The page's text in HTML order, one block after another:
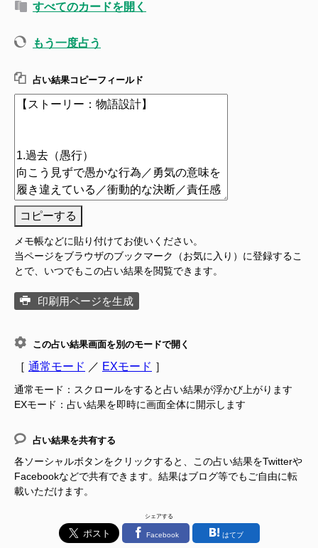
すべてのカードを開く
もう一度占う
占い結果コピーフィールド
コピーする
メモ帳などに貼り付けてお使いください。
当ページをブラウザのブックマーク（お気に入り）に登録するこ
とで、いつでもこの占い結果を閲覧できます。
印刷用ページを生成
この占い結果画面を別のモードで開く
［ 通常モード ／ EXモード ］
通常モード：スクロールをすると占い結果が浮かび上がります
EXモード：占い結果を即時に画面全体に開示します
占い結果を共有する
各ソーシャルボタンをクリックすると、この占い結果をTwitterや
Facebookなどで共有できます。結果はブログ等でもご自由に転
載いただけます。
シェアする
Facebook はてブ